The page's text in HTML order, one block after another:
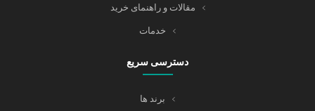
مقالات و راهنمای خرید
خدمات
دسترسی سریع
برند ها